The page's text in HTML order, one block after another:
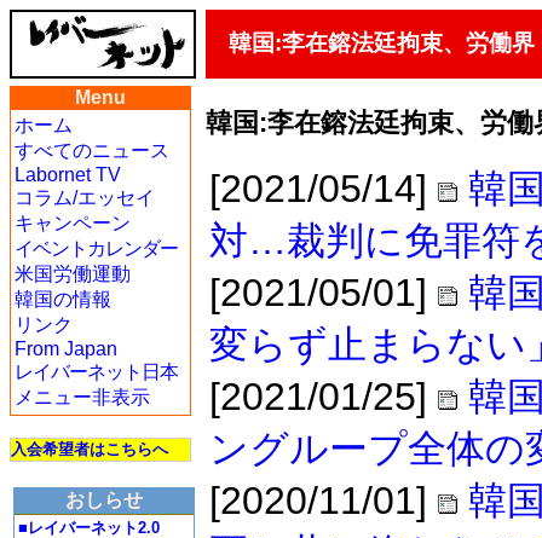
韓国:李在鎔法廷拘束、労働
Menu
ホーム
すべてのニュース
Labornet TV
コラム/エッセイ
キャンペーン
イベントカレンダー
米国労働運動
韓国の情報
リンク
From Japan
レイバーネット日本
メニュー非表示
入会希望者はこちらへ
おしらせ
■レイバーネット2.0
韓国:李在鎔法廷拘束、労
[2021/05/14]
韓
対…裁判に免罪符
[2021/05/01]
韓
変らず止まらない
[2021/01/25]
韓
ングループ全体の
[2020/11/01]
韓